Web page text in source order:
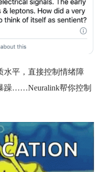
水平，直接控制情绪障
躁……Neuralink帮你控制